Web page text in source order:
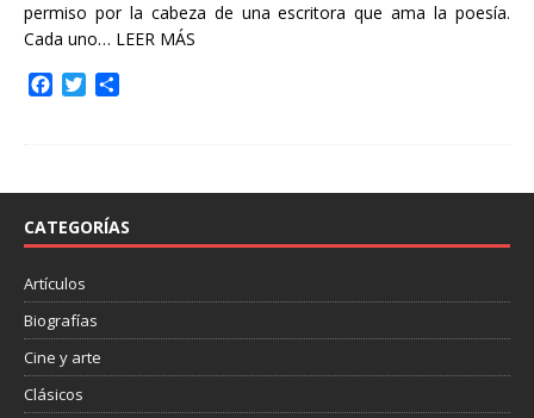
permiso por la cabeza de una escritora que ama la poesía.
Cada uno… LEER MÁS
o
k
T
r
t
i
CATEGORÍAS
Artículos
Biografías
Cine y arte
Clásicos